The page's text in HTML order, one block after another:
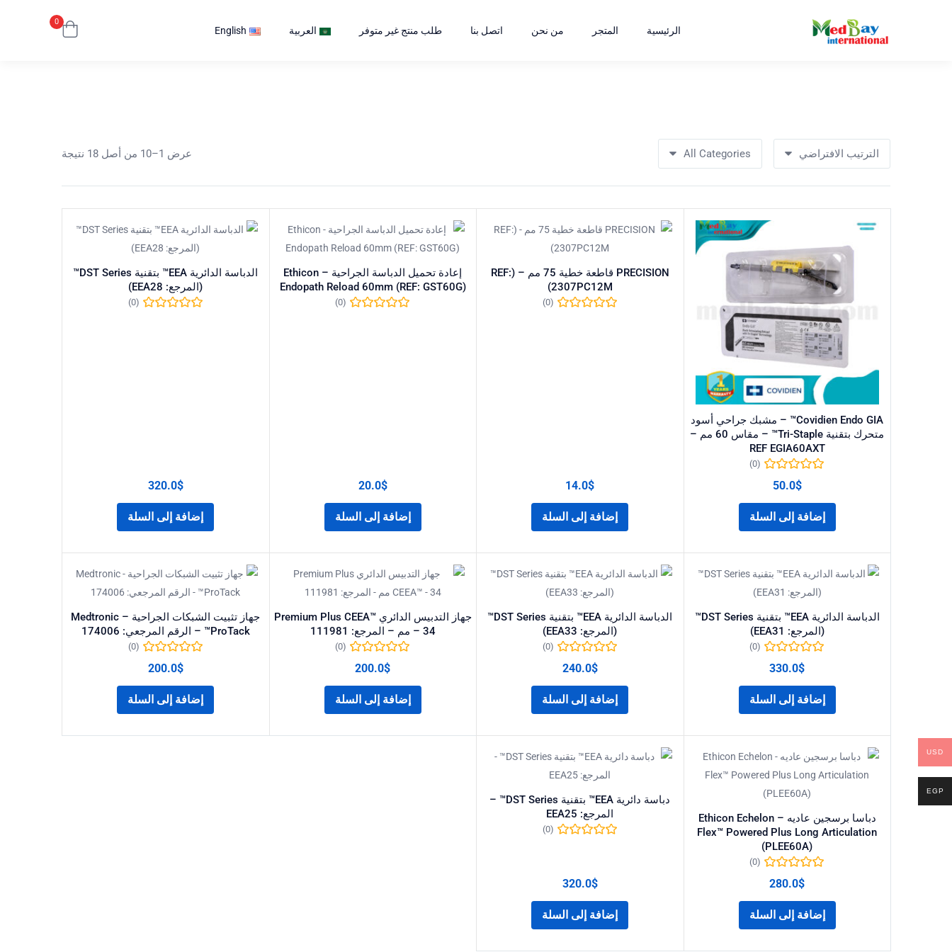
الرئيسية المتجر من نحن اتصل بنا طلب منتج غير متوفر العربية English
0
عرض 1–10 من أصل 18 نتيجة All Categories الترتيب الافتراضي
Covidien Endo GIA™ – مشبك جراحي أسود
متحرك بتقنية Tri-Staple™ – مقاس 60 مم –
REF EGIA60AXT
(0)
50.0$
إضافة إلى السلة
PRECISION قاطعة خطية 75 مم – (REF:
2307PC12M)
(0)
14.0$
إضافة إلى السلة
إعادة تحميل الدباسة الجراحية – Ethicon
Endopath Reload 60mm (REF: GST60G)
(0)
20.0$
إضافة إلى السلة
الدباسة الدائرية EEA™ بتقنية DST Series™
(المرجع: EEA28)
(0)
320.0$
إضافة إلى السلة
الدباسة الدائرية EEA™ بتقنية DST Series™
(المرجع: EEA31)
(0)
330.0$
إضافة إلى السلة
الدباسة الدائرية EEA™ بتقنية DST Series™
(المرجع: EEA33)
(0)
240.0$
إضافة إلى السلة
جهاز التدبيس الدائري Premium Plus CEEA™
– 34 مم – المرجع: 111981
(0)
200.0$
إضافة إلى السلة
جهاز تثبيت الشبكات الجراحية – Medtronic
ProTack™ – الرقم المرجعي: 174006
(0)
200.0$
إضافة إلى السلة
دباسا برسجين عاديه – Ethicon Echelon
Flex™ Powered Plus Long Articulation
(PLEE60A)
(0)
280.0$
إضافة إلى السلة
دباسة دائرية EEA™ بتقنية DST Series™ –
المرجع: EEA25
(0)
320.0$
إضافة إلى السلة
USD
EGP